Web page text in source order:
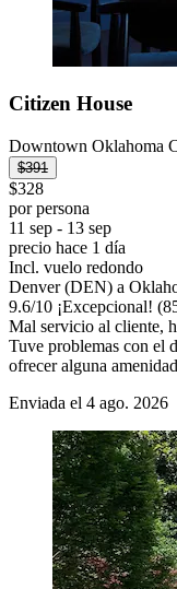
Citizen House
Downtown Oklahoma
$391
$328
por persona
11 sep - 13 sep
precio hace 1 día
Incl. vuelo redondo
Denver (DEN) a
9.6/10 ¡Excepcional!
Mal servicio al cliente,
Tuve problemas con el
ofrecer alguna
Enviada el 4 ago. 2026